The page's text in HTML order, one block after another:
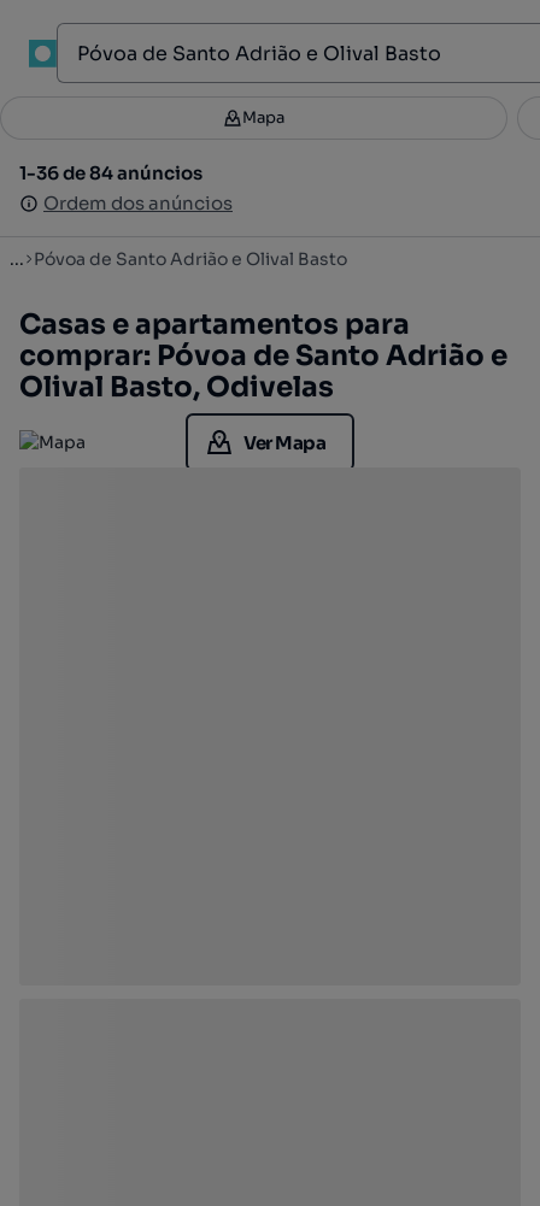
Filtros 1
1-36 de 84 anúncios
Ordem dos anúncios
Mapa
1-36 de 84 anúncios
Ordem dos anúncios
... Póvoa de Santo Adrião e Olival Basto
Casas e apartamentos para
comprar: Póvoa de Santo Adrião e
Olival Basto, Odivelas
Ver Mapa